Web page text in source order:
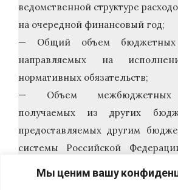
Мы ценим вашу
ведомственной структуре
на очередной финансовый год;
— Общий объем бюджетных
направляемых на
нормативных обязательств;
— Объем межбюджетных
получаемых из других
предоставляемых другим
системы Российской
— Источники